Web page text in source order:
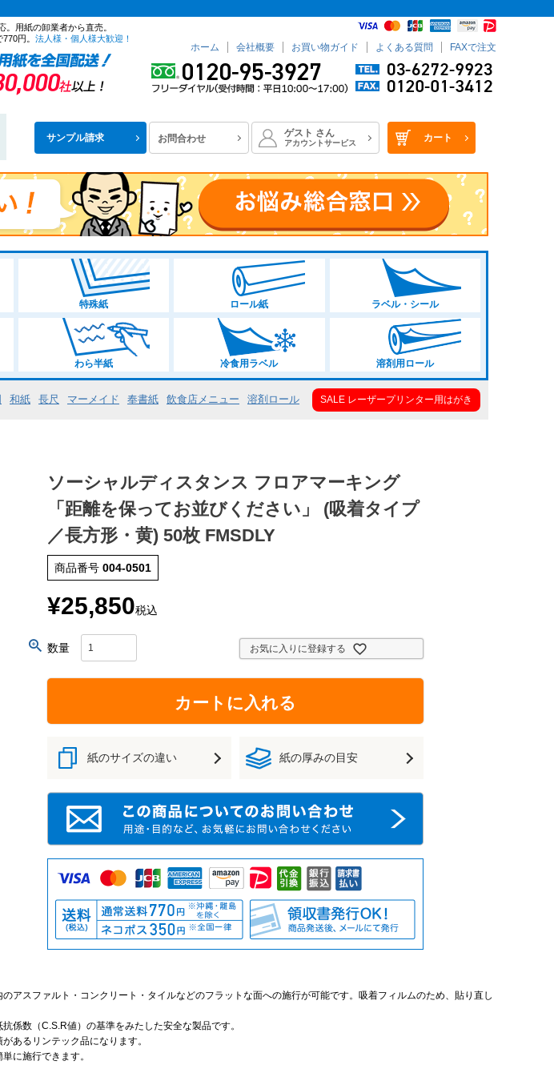
用紙の卸業者から直売。
円。 法人様・個人様大歓迎！
ホーム 会社概要 お買い物ガイド よくある質問 FAXで注文
サンプル請求 お問合わせ ゲスト さん
アカウントサービス カート
特殊紙 ロール紙 ラベル・シール
わら半紙 冷食用ラベル 溶剤用ロール
和紙 長尺 マーメイド 奉書紙 飲食店メニュー 溶剤ロール SALE レーザープリンター用はがき
ソーシャルディスタンス フロアマーキング
「距離を保ってお並びください」 (吸着タイプ
／長方形・黄) 50枚 FMSDLY
商品番号 004-0501
¥25,850税込
お気に入りに登録する
カートに入れる
紙のサイズの違い 紙の厚みの目安
アスファルト・コンクリート・タイルなどのフラットな面への施行が可能です。吸着フィルムのため、貼り直し
係数（C.S.R値）の基準をみたした安全な製品です。
あるリンテック品になります。
に施行できます。